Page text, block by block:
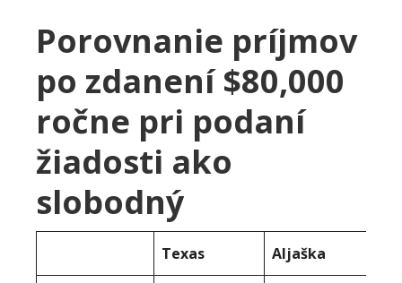
Porovnanie príjmov
po zdanení $80,000
ročne pri podaní
žiadosti ako
slobodný
Texas Aljaška